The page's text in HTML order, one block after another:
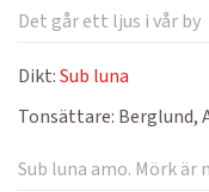
Det går ett ljus i vår by
Dikt:Sub luna
Tonsättare: Berglund,
Sub luna amo. Mörk